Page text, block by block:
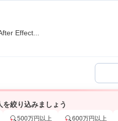
Effect...
を絞り込みましょう
500万円以上 600万円以上